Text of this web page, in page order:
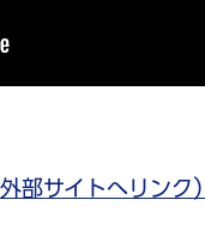
部サイトへリンク）